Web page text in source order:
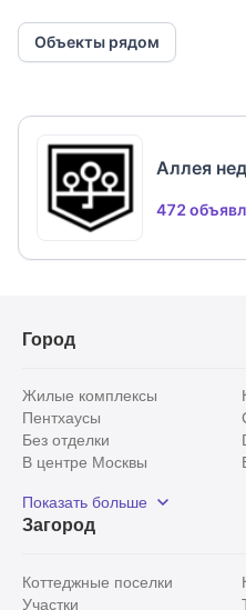
Объекты рядом
Аллея
472
Город
Жилые комплексы
Пентхаусы
Без отделки
В центре Москвы
Рядом с парком
С панорамными окнами
Показать больше
Загород
Коттеджные поселки
Участки